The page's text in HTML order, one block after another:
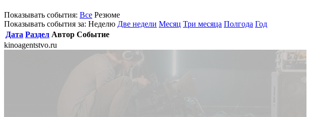
Показывать события: Все Резюме
Показывать события за: Неделю Две недели Месяц Три месяца Полгода Год
Дата Раздел Автор Событие
kinoagentstvo.ru